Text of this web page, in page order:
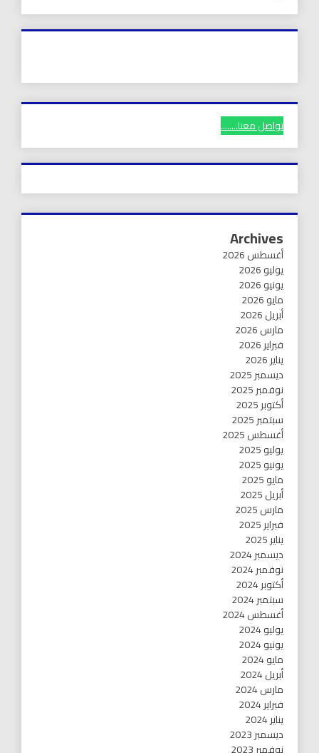
تواصل معنا........
Archives
أغسطس 2026
يوليو 2026
يونيو 2026
مايو 2026
أبريل 2026
مارس 2026
فبراير 2026
يناير 2026
ديسمبر 2025
نوفمبر 2025
أكتوبر 2025
سبتمبر 2025
أغسطس 2025
يوليو 2025
يونيو 2025
مايو 2025
أبريل 2025
مارس 2025
فبراير 2025
يناير 2025
ديسمبر 2024
نوفمبر 2024
أكتوبر 2024
سبتمبر 2024
أغسطس 2024
يوليو 2024
يونيو 2024
مايو 2024
أبريل 2024
مارس 2024
فبراير 2024
يناير 2024
ديسمبر 2023
نوفمبر 2023